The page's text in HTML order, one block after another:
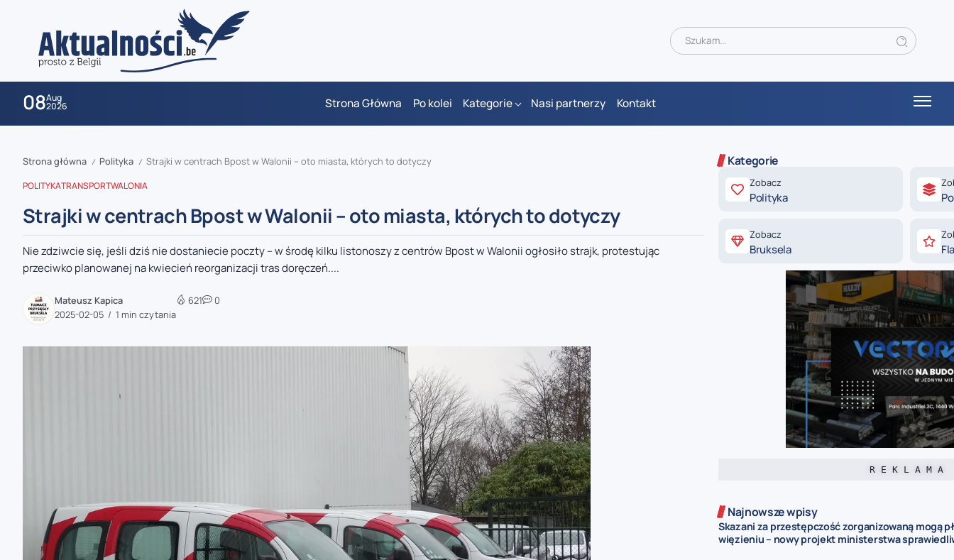
08Aug
2026 Strona Główna Po kolei Kategorie Nasi partnerzy Kontakt
zaobserwuj nas
zaobserwuj nas
Strona główna / Polityka / Strajki w centrach Bpost w Walonii – oto miasta, których to dotyczy
POLITYKATRANSPORTWALONIA
Strajki w centrach Bpost w Walonii – oto miasta, których to dotyczy
Nie zdziwcie się, jeśli dziś nie dostaniecie poczty – w środę kilku listonoszy z centrów Bpost w Walonii ogłosiło strajk, protestując
przeciwko planowanej na kwiecień reorganizacji tras doręczeń....
Mateusz Kapica
2025-02-05
1 min czytania
621 0
Kategorie
Zobacz
Polityka
Zobacz
Bruksela
R E K L A M A
Najnowsze wpisy
Skazani za przestępczość zorganizowaną mogą
więzieniu – nowy projekt ministerstwa